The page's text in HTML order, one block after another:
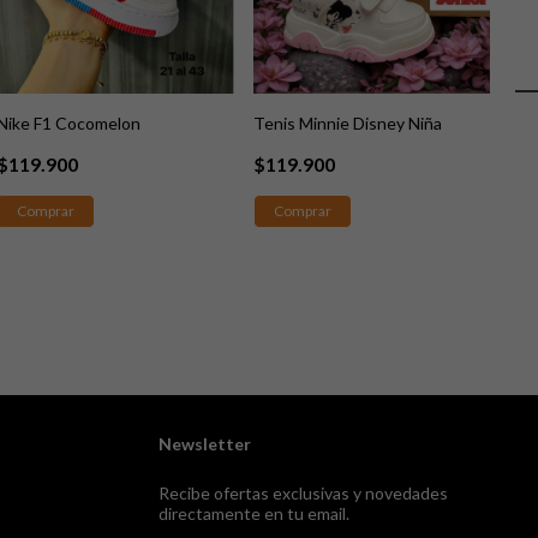
F1 Cocomelon
Comprar
Tenis Minnie Disney Niña
$119.900
Comprar
Newsletter
Recibe ofertas exclusivas y novedades
directamente en tu email.